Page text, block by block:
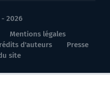
2026
Mentions légales
d'auteurs
Presse
site